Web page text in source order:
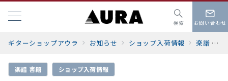
検索 お問い合わせ
ギターショップアウラ お知らせ ショップ入荷情報 楽譜 書籍
楽譜 書籍 ショップ入荷情報